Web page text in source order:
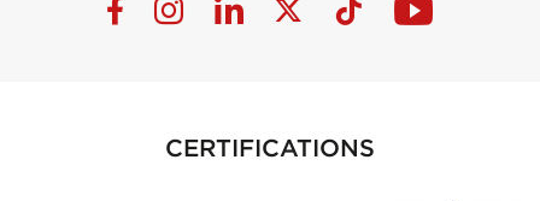
CERTIFICATIONS